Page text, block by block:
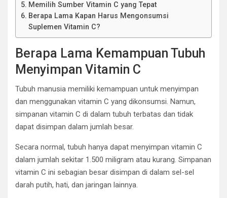
Memilih Sumber Vitamin C yang Tepat
Berapa Lama Kapan Harus Mengonsumsi
Suplemen Vitamin C?
Berapa Lama Kemampuan Tubuh
Menyimpan Vitamin C
Tubuh manusia memiliki kemampuan untuk menyimpan
dan menggunakan vitamin C yang dikonsumsi. Namun,
simpanan vitamin C di dalam tubuh terbatas dan tidak
dapat disimpan dalam jumlah besar.
Secara normal, tubuh hanya dapat menyimpan vitamin C
dalam jumlah sekitar 1.500 miligram atau kurang. Simpanan
vitamin C ini sebagian besar disimpan di dalam sel-sel
darah putih, hati, dan jaringan lainnya.